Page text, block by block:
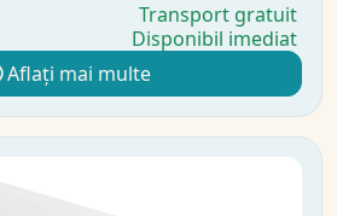
Transport gratuit
Disponibil imediat
Aflați mai multe